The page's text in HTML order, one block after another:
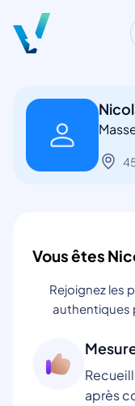
Vous êtes
Rejoignez les
authentiques
après